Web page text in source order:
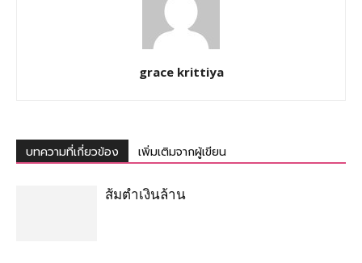
grace krittiya
บทความที่เกี่ยวข้อง เพิ่มเติมจากผู้เขียน
ส้มตำเงินล้าน